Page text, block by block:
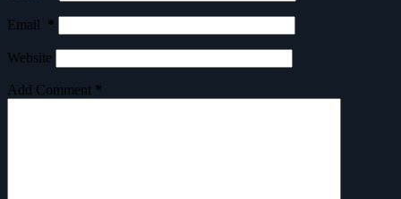
Email *
Website
Add Comment *